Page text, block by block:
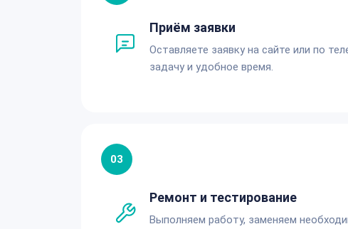
Приём заявки
Оставляете заявку на сайте или по
задачу и удобное время.
03
Ремонт и тестирование
Выполняем работу, заменяем